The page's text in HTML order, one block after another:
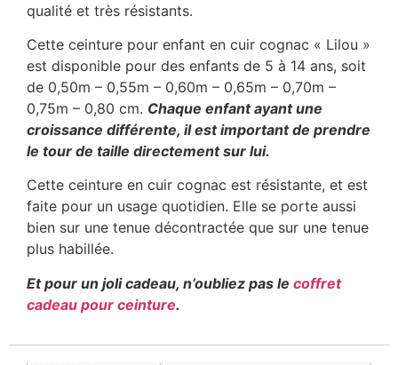
qualité et très résistants.
Cette ceinture pour enfant en cuir cognac « Lilou »
est disponible pour des enfants de 5 à 14 ans, soit
de 0,50m – 0,55m – 0,60m – 0,65m – 0,70m –
0,75m – 0,80 cm. Chaque enfant ayant une
croissance différente, il est important de prendre
le tour de taille directement sur lui.
Cette ceinture en cuir cognac est résistante, et est
faite pour un usage quotidien. Elle se porte aussi
bien sur une tenue décontractée que sur une tenue
plus habillée.
Et pour un joli cadeau, n’oubliez pas le coffret
cadeau pour ceinture.